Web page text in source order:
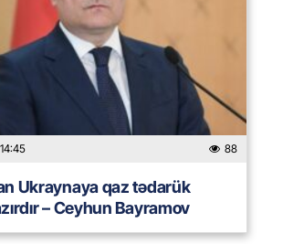
88
Ukraynaya qaz tədarük
– Ceyhun Bayramov